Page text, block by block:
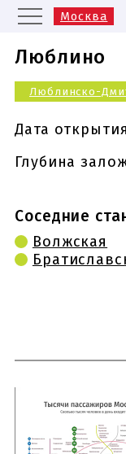
Москва
Казань
метро
Люблино
Люблинско-
Дата
Глубина
Соседние
Волжская